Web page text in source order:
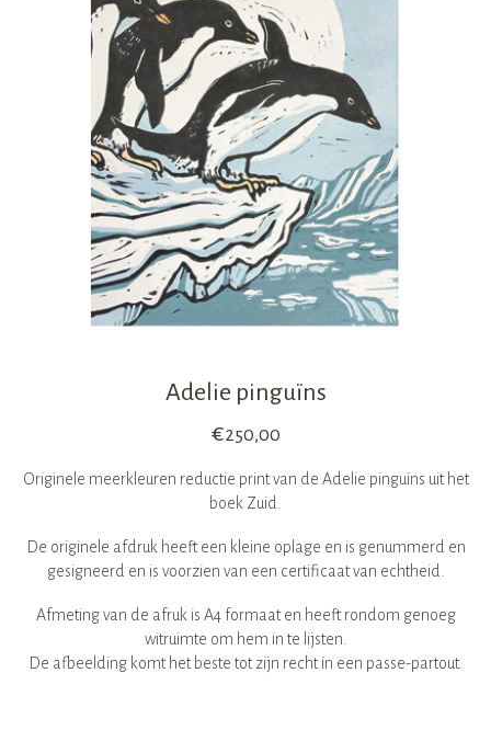
Adelie pinguïns
€250,00
Originele meerkleuren reductie print van de Adelie pinguïns uit het
boek Zuid.
De originele afdruk heeft een kleine oplage en is genummerd en
gesigneerd en is voorzien van een certificaat van echtheid.
Afmeting van de afruk is A4 formaat en heeft rondom genoeg
witruimte om hem in te lijsten.
De afbeelding komt het beste tot zijn recht in een passe-partout.